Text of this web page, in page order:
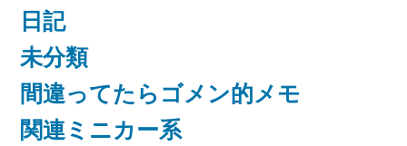
日記
未分類
間違ってたらゴメン的メモ
関連ミニカー系